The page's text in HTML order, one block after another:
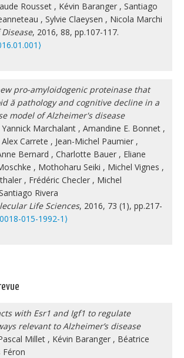
Rousset , Kévin Baranger , Santiago
, Sylvie Claeysen , Nicola Marchi
, 2016, 88, pp.107-117.
pro-amyloidogenic proteinase that
ă pathology and cognitive decline in a
model of Alzheimer's disease
Yannick Marchalant , Amandine E. Bonnet ,
Alex Carrete , Jean-Michel Paumier ,
Bernard , Charlotte Bauer , Eliane
, Mothoharu Seiki , Michel Vignes ,
, Frédéric Checler , Michel
Rivera
Life Sciences, 2016, 73 (1), pp.217-
015-1992-1⟩
with Esr1 and Igf1 to regulate
relevant to Alzheimer’s disease
Millet , Kévin Baranger , Béatrice
Féron